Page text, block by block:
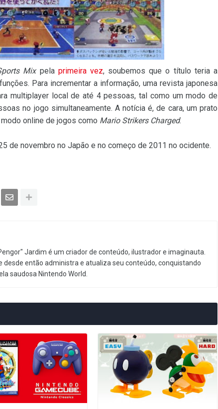
Mixpela primeira vez, soubemos que o título teria a
Para incrementar a informação, uma revista japonesa
multiplayer local de até 4 pessoas, tal como um modo de
no jogo simultaneamente. A notícia é, de cara, um prato
online de jogos como Mario Strikers Charged.
de novembro no Japão e no começo de 2011 no ocidente.
Jardim é um criador de conteúdo, ilustrador e imaginauta.
desde então administra e atualiza seu conteúdo, conquistando
saudosa Nintendo World.